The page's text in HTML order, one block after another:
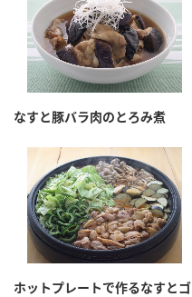
なすと豚バラ肉のとろみ煮
ホットプレートで作るなすとゴ